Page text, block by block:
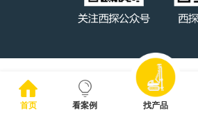
首页 看案例 找产品